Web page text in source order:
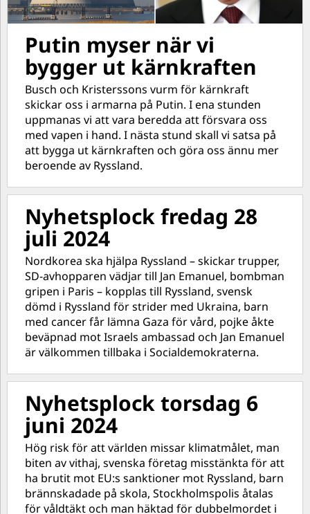
Putin myser när vi
bygger ut kärnkraften
Busch och Kristerssons vurm för kärnkraft
skickar oss i armarna på Putin. I ena stunden
uppmanas vi att vara beredda att försvara oss
med vapen i hand. I nästa stund skall vi satsa på
att bygga ut kärnkraften och göra oss ännu mer
beroende av Ryssland.
Nyhetsplock fredag 28
juli 2024
Nordkorea ska hjälpa Ryssland – skickar trupper,
SD-avhopparen vädjar till Jan Emanuel, bombman
gripen i Paris – kopplas till Ryssland, svensk
dömd i Ryssland för strider med Ukraina, barn
med cancer får lämna Gaza för vård, pojke åkte
beväpnad mot Israels ambassad och Jan Emanuel
är välkommen tillbaka i Socialdemokraterna.
Nyhetsplock torsdag 6
juni 2024
Hög risk för att världen missar klimatmålet, man
biten av vithaj, svenska företag misstänkta för att
ha brutit mot EU:s sanktioner mot Ryssland, barn
brännskadade på skola, Stockholmspolis åtalas
för våldtäkt och man häktad för dubbelmordet i